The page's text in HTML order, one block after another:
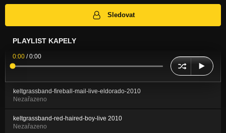
Sledovat
PLAYLIST KAPELY
0:00 /0:00
keltgrassband-fireball-mail-live-eldorado-2010
Nezařazeno
keltgrassband-red-haired-boy-live 2010
Nezařazeno